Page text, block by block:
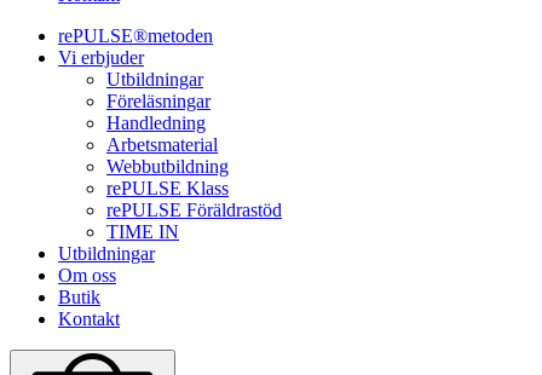
rePULSE®metoden
Vi erbjuder
Utbildningar
Föreläsningar
Handledning
Arbetsmaterial
Webbutbildning
rePULSE Klass
rePULSE Föräldrastöd
TIME IN
Utbildningar
Om oss
Butik
Kontakt